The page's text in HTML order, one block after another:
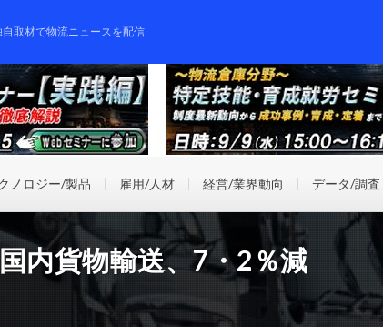
取材で物流ニュースを配信
ノロジー/製品 雇用/人材 経営/業界動向 データ/調査
内貨物輸送、7・2％減